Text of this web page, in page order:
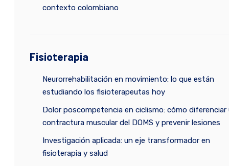
contexto colombiano
Fisioterapia
Neurorrehabilitación en movimiento: lo que están
estudiando los fisioterapeutas hoy
Dolor poscompetencia en ciclismo: cómo diferenciar
contractura muscular del DOMS y prevenir lesiones
Investigación aplicada: un eje transformador en
fisioterapia y salud